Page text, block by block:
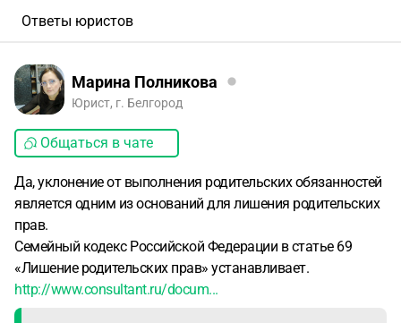
Ответы юристов
Марина Полникова
Юрист, г. Белгород
Общаться в чате
Да, уклонение от выполнения родительских обязанностей
является одним из оснований для лишения родительских
прав.
Семейный кодекс Российской Федерации в статье 69
«Лишение родительских прав» устанавливает.
http://www.consultant.ru/docum...